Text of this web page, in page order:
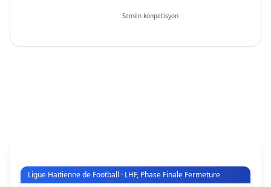
Semèn konpetisyon
Ligue Haïtienne de Football · LHF, Phase Finale Fermeture